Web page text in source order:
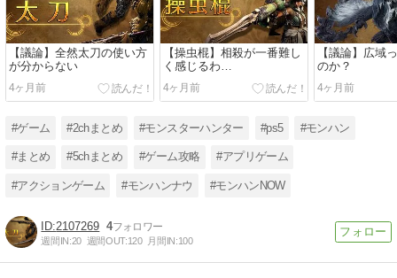
【議論】全然太刀の使い方
が分からない
4ヶ月前
【操虫棍】相殺が一番難し
く感じるわ…
4ヶ月前
【議論】広域
のか？
4ヶ月前
#ゲーム #2chまとめ #モンスターハンター #ps5 #モンハン
#まとめ #5chまとめ #ゲーム攻略 #アプリゲーム
#アクションゲーム #モンハンナウ #モンハンNOW
2107269 4
週間IN:20 週間OUT:120 月間IN:100